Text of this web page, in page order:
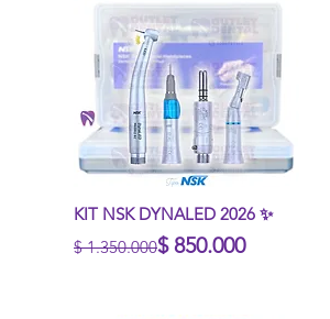
Vista rápida
KIT NSK DYNALED 2026 ✨
Precio
$ 1.350.000
Precio de oferta$ 850.000